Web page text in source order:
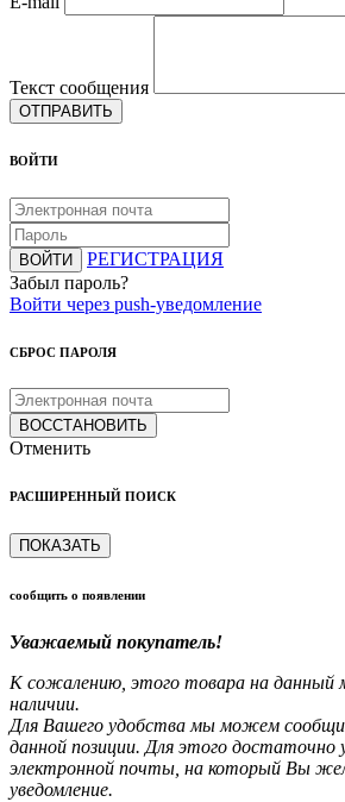
Текст сообщения
ОТПРАВИТЬ
ВОЙТИ
ВОЙТИ
РЕГИСТРАЦИЯ
Забыл пароль?
Войти через push-уведомление
СБРОС ПАРОЛЯ
ВОССТАНОВИТЬ
Отменить
РАСШИРЕННЫЙ ПОИСК
ПОКАЗАТЬ
сообщить о появлении
Уважаемый покупатель!
К сожалению, этого товара на данный
наличии.
Для Вашего удобства мы можем
данной позиции. Для этого достаточно
электронной почты, на который Вы
уведомление.